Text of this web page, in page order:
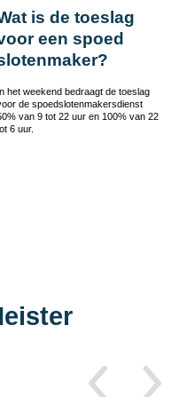
is de toeslag
een spoed
het weekend bedraagt de toeslag
de spoedslotenmakersdienst
van 9 tot 22 uur en 100% van 22
6 uur.